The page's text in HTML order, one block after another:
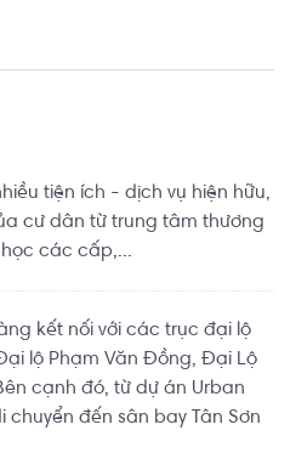
tiện ích - dịch vụ hiện hữu,
cư dân từ trung tâm thương
các cấp,...
kết nối với các trục đại lộ
lộ Phạm Văn Đồng, Đại Lộ
cạnh đó, từ dự án Urban
đến sân bay Tân Sơn